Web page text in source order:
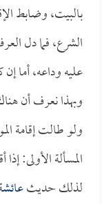
بالبيت، وضابط
الشرع، فما دل
عليه وداعه، أما
وبهذا نعرف أن
ولو طالت إقامة
المسألة الأولى:
لذلك حديث